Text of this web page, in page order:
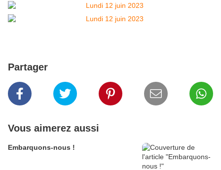
Partager
Vous aimerez aussi
Embarquons-nous !